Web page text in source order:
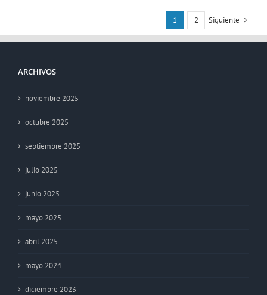
1 2 Siguiente
ARCHIVOS
noviembre 2025
octubre 2025
septiembre 2025
julio 2025
junio 2025
mayo 2025
abril 2025
mayo 2024
diciembre 2023